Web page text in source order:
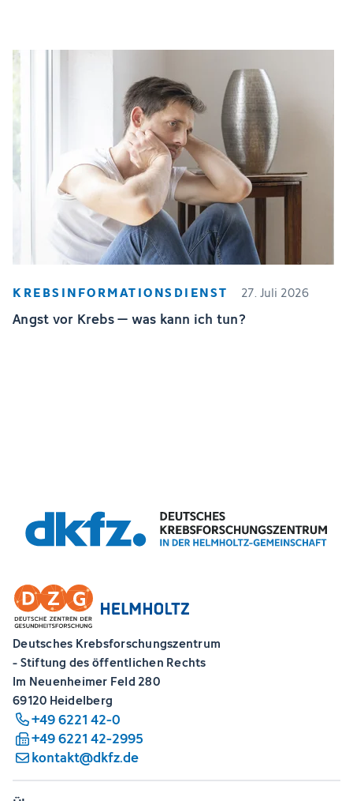
KREBSINFORMATIONSDIENST 27. Juli 2026
Angst vor Krebs – was kann ich tun?
Deutsches Krebsforschungszentrum
- Stiftung des öffentlichen Rechts
Im Neuenheimer Feld 280
69120 Heidelberg
+49 6221 42-0
+49 6221 42-2995
kontakt@dkfz.de